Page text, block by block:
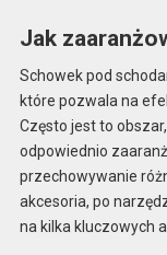
Jak
Schowek pod
które pozwala na
Często jest to
odpowiednio
przechowywanie
akcesoria, po
na kilka kluczowych